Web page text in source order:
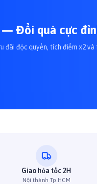
— Đổi quà cực
đãi độc quyền, tích điểm x2
Giao hỏa tốc 2H
Nội thành Tp.HCM